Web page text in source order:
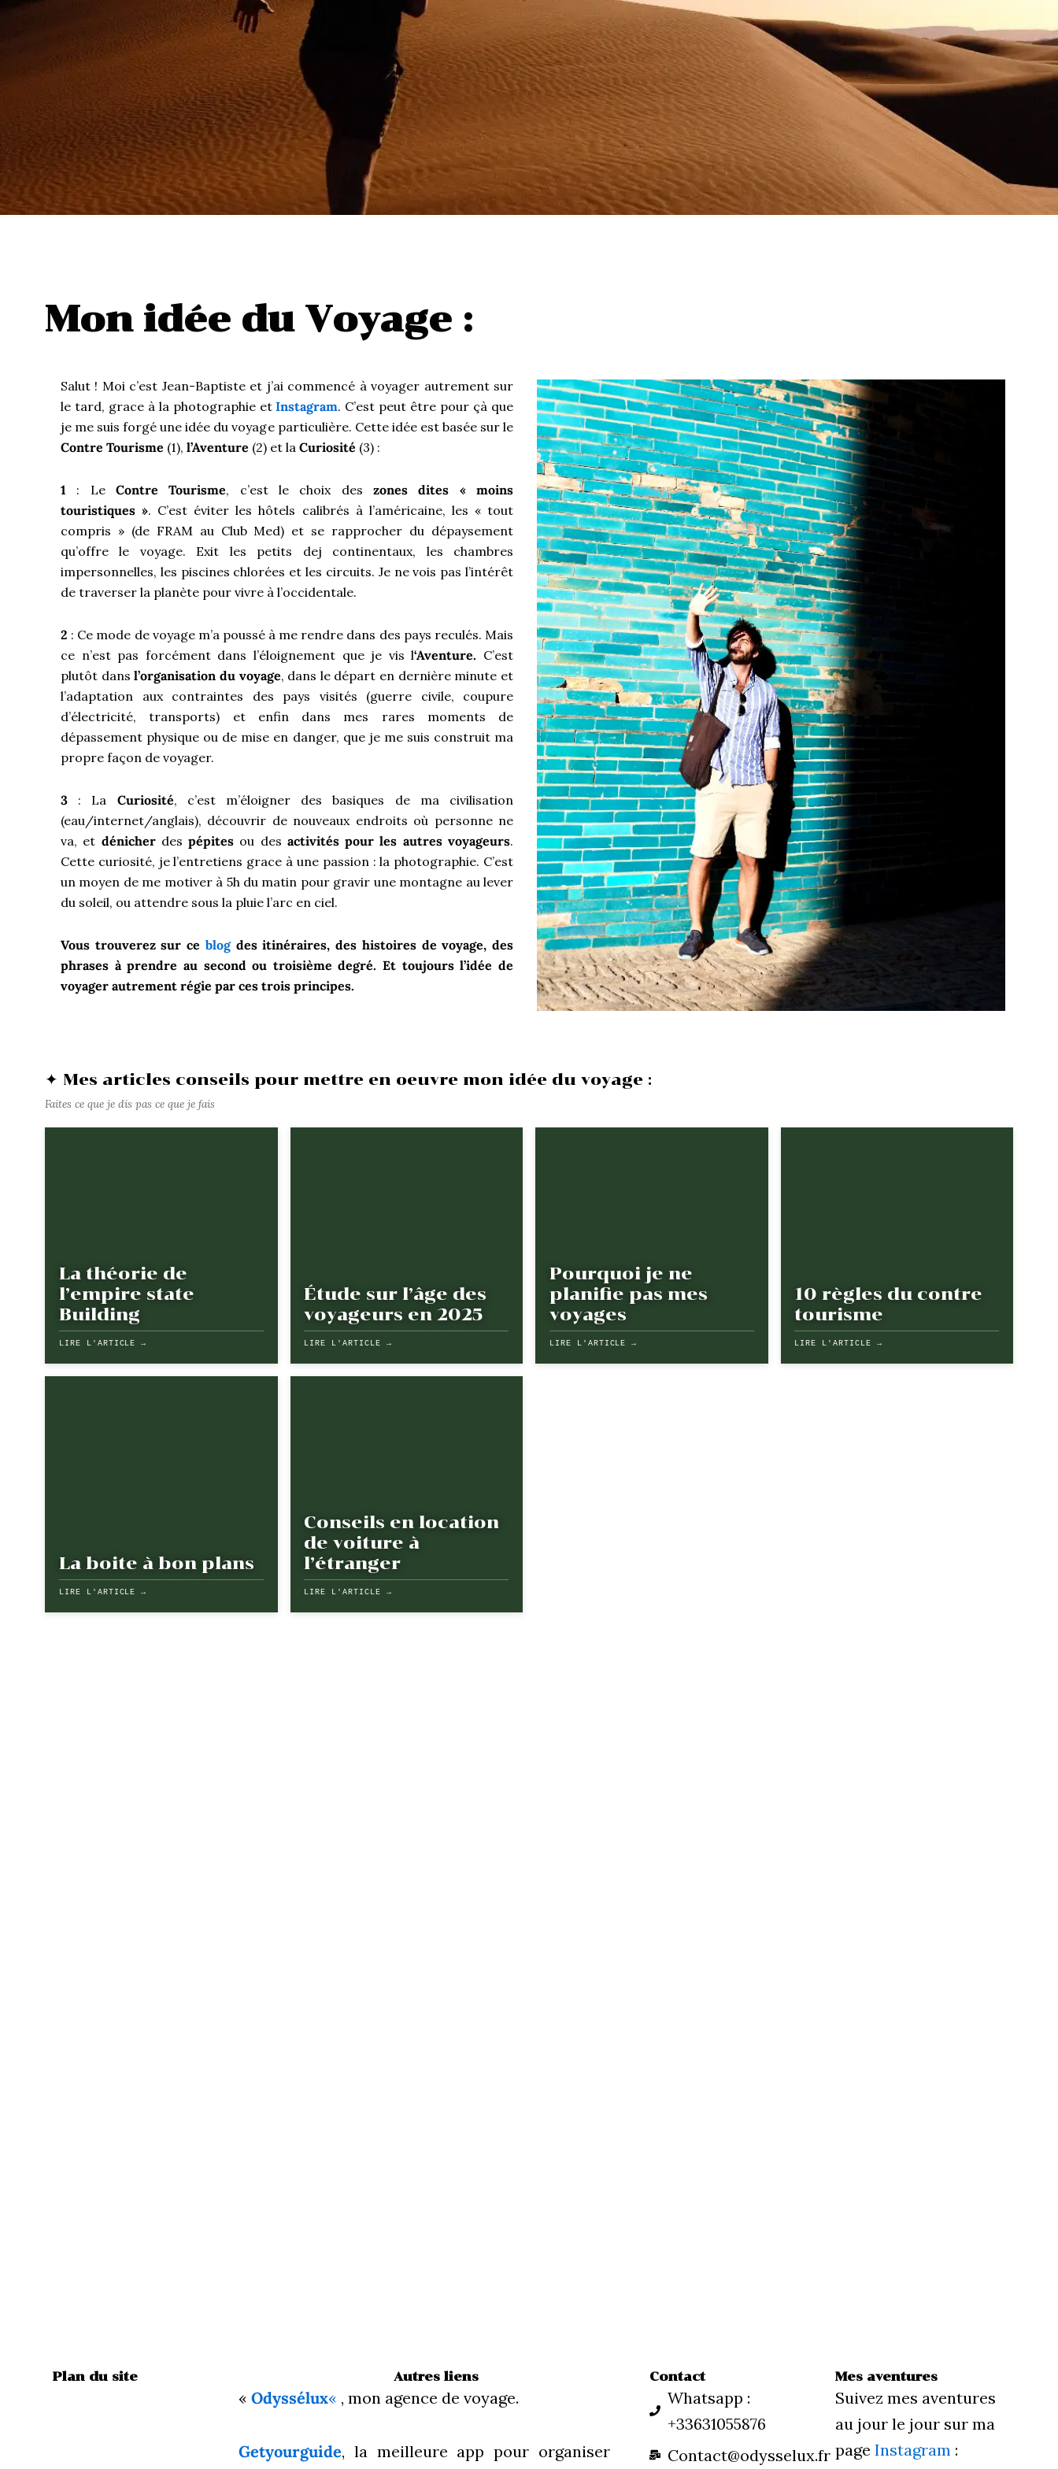
Mon idée du Voyage :
Salut ! Moi c’est Jean-Baptiste et j’ai commencé à voyager autrement sur
le tard, grace à la photographie etInstagram. C’est peut être pour çà que
je me suis forgé une idée du voyage particulière. Cette idée est basée sur le
Contre Tourisme (1), l’Aventure (2) et la Curiosité (3) :
1 : Le Contre Tourisme, c’est le choix des zones dites « moins
touristiques ». C’est éviter les hôtels calibrés à l’américaine, les « tout
compris » (de FRAM au Club Med) et se rapprocher du dépaysement
qu’offre le voyage. Exit les petits dej continentaux, les chambres
impersonnelles, les piscines chlorées et les circuits. Je ne vois pas l’intérêt
de traverser la planète pour vivre à l’occidentale.
2 : Ce mode de voyage m’a poussé à me rendre dans des pays reculés. Mais
ce n’est pas forcément dans l’éloignement que je vis l‘Aventure. C’est
plutôt dansl’organisation du voyage, dans le départ en dernière minute et
l’adaptation aux contraintes des pays visités (guerre civile, coupure
d’électricité, transports) et enfin dans mes rares moments de
dépassement physique ou de mise en danger, que je me suis construit ma
propre façon de voyager.
3 : La Curiosité, c’est m’éloigner des basiques de ma civilisation
(eau/internet/anglais), découvrir de nouveaux endroits où personne ne
va, et dénicherdespépites ou des activités pour les autres voyageurs.
Cette curiosité, je l’entretiens grace à une passion : la photographie. C’est
un moyen de me motiver à 5h du matin pour gravir une montagne au lever
du soleil, ou attendre sous la pluie l’arc en ciel.
Vous trouverez sur ce blogdes itinéraires, des histoires de voyage, des
phrases à prendre au second ou troisième degré. Et toujours l’idée de
voyager autrement régie par ces trois principes.
✦ Mes articles conseils pour mettre en oeuvre mon idée du voyage :
Faites ce que je dis pas ce que je fais
La théorie de
l’empire state
Building
LIRE L'ARTICLE →
Étude sur l’âge des
voyageurs en 2025
LIRE L'ARTICLE →
Pourquoi je ne
planifie pas mes
voyages
LIRE L'ARTICLE →
10 règles du contre
tourisme
LIRE L'ARTICLE →
La boite à bon plans
LIRE L'ARTICLE →
Conseils en location
de voiture à
l’étranger
LIRE L'ARTICLE →
Plan du site Autres liens
« Odyssélux« , mon agence de voyage.
Getyourguide, la meilleure app pour organiser
Contact
Whatsapp :
+33631055876
Contact@odysselux.fr
Mes aventures
Suivez mes aventures
au jour le jour sur ma
pageInstagram :